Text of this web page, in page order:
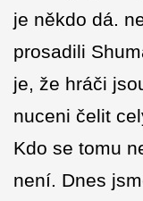
je někdo dá.
prosadili
je, že hráči
nuceni čelit
Kdo se tomu
není. Dnes